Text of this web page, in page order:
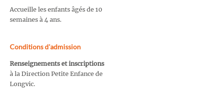
Accueille les enfants âgés de 10
semaines à 4 ans.
Conditions d'admission
Renseignements et inscriptions
à la Direction Petite Enfance de
Longvic.